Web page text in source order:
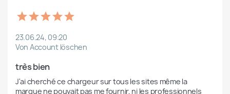
23.06.24, 09:20
Von Account löschen
très bien
J'ai cherché ce chargeur sur tous les sites même la
marque ne pouvait pas me fournir, ni les professionnels